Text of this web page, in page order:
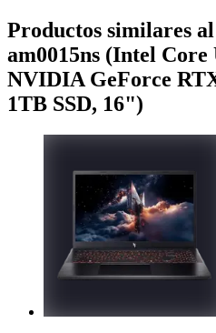
Productos similares
am0015ns (Intel
NVIDIA GeForce
1TB SSD, 16")